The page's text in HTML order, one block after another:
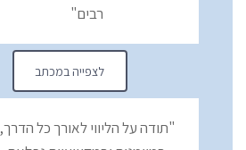
רבים"
לצפייה במכתב
"תודה על הליווי לאורך כל הדרך,